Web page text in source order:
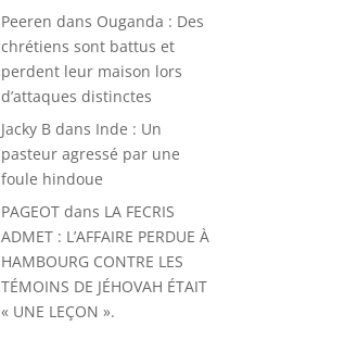
Peeren dans Ouganda : Des
chrétiens sont battus et
perdent leur maison lors
d’attaques distinctes
Jacky B dans Inde : Un
pasteur agressé par une
foule hindoue
PAGEOT dans LA FECRIS
ADMET : L’AFFAIRE PERDUE À
HAMBOURG CONTRE LES
TÉMOINS DE JÉHOVAH ÉTAIT
« UNE LEÇON ».